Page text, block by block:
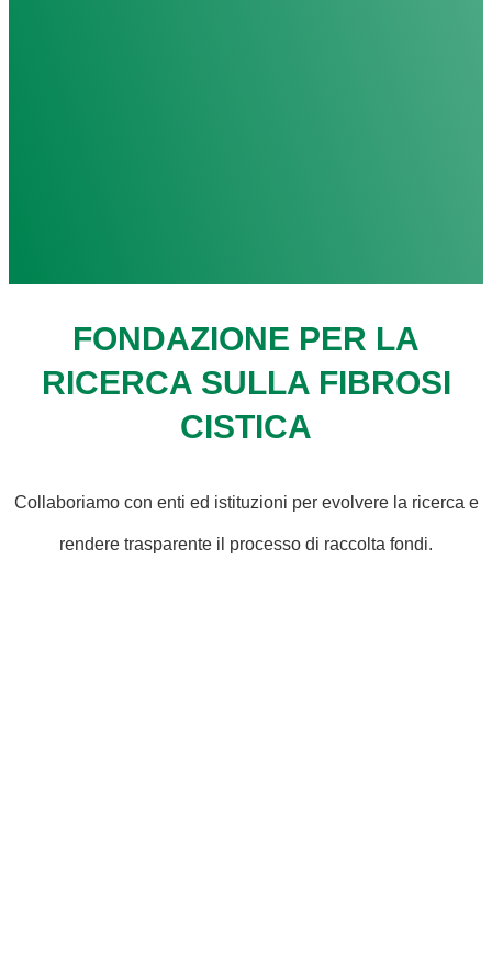
FONDAZIONE PER LA
RICERCA SULLA FIBROSI
CISTICA
Collaboriamo con enti ed istituzioni per evolvere la ricerca e
rendere trasparente il processo di raccolta fondi.